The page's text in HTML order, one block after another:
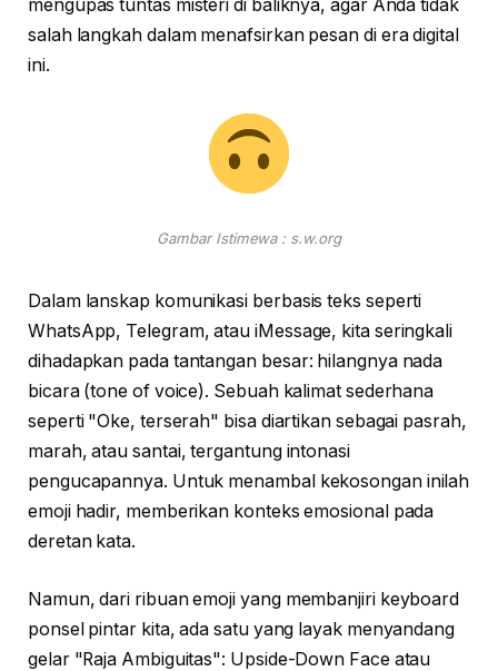
mengupas tuntas misteri di baliknya, agar Anda tidak
salah langkah dalam menafsirkan pesan di era digital
ini.
Gambar Istimewa : s.w.org
Dalam lanskap komunikasi berbasis teks seperti
WhatsApp, Telegram, atau iMessage, kita seringkali
dihadapkan pada tantangan besar: hilangnya nada
bicara (tone of voice). Sebuah kalimat sederhana
seperti "Oke, terserah" bisa diartikan sebagai pasrah,
marah, atau santai, tergantung intonasi
pengucapannya. Untuk menambal kekosongan inilah
emoji hadir, memberikan konteks emosional pada
deretan kata.
Namun, dari ribuan emoji yang membanjiri keyboard
ponsel pintar kita, ada satu yang layak menyandang
gelar "Raja Ambiguitas": Upside-Down Face atau